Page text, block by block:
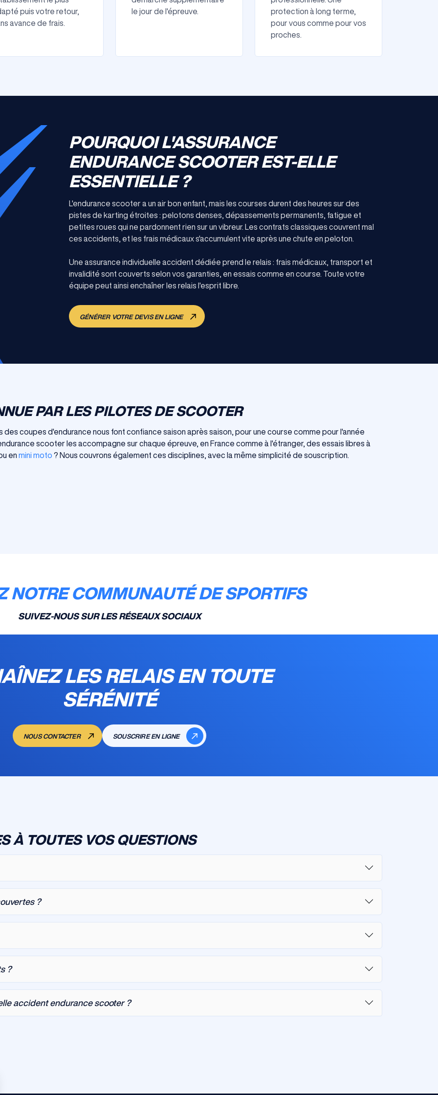
puis votre retour,
avance de frais.
le jour de l'épreuve.
protection à long terme,
pour vous comme pour vos
proches.
POURQUOI L'ASSURANCE
ENDURANCE SCOOTER EST-ELLE
ESSENTIELLE ?
L'endurance scooter a un air bon enfant, mais les courses durent des heures sur des
pistes de karting étroites : pelotons denses, dépassements permanents, fatigue et
petites roues qui ne pardonnent rien sur un vibreur. Les contrats classiques couvrent mal
ces accidents, et les frais médicaux s'accumulent vite après une chute en peloton.
Une assurance individuelle accident dédiée prend le relais : frais médicaux, transport et
invalidité sont couverts selon vos garanties, en essais comme en course. Toute votre
équipe peut ainsi enchaîner les relais l'esprit libre.
GÉNÉRER VOTRE DEVIS EN LIGNE
PAR LES PILOTES DE SCOOTER
coupes d'endurance nous font confiance saison après saison, pour une course comme pour l'année
scooter les accompagne sur chaque épreuve, en France comme à l'étranger, des essais libres à
en mini moto ? Nous couvrons également ces disciplines, avec la même simplicité de souscription.
NOTRE COMMUNAUTÉ DE SPORTIFS
SUIVEZ-NOUS SUR LES RÉSEAUX SOCIAUX
LES RELAIS EN TOUTE
SÉRÉNITÉ
NOUS CONTACTER SOUSCRIRE EN LIGNE
À TOUTES VOS QUESTIONS
?
?
accident endurance scooter ?